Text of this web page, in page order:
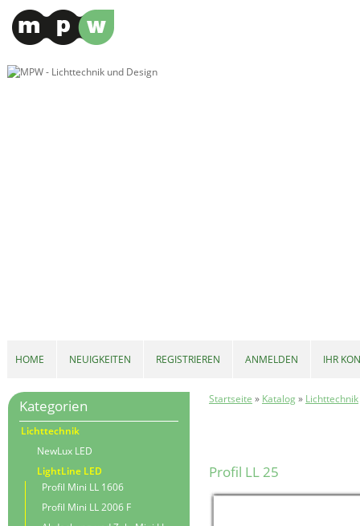
Startseite » Katalog» Lichttechnik
Profil LL 25
Kategorien
Lichttechnik
NewLux LED
LightLine LED
Profil Mini LL 1606
Profil Mini LL 2006 F
HOME NEUIGKEITEN REGISTRIEREN ANMELDEN IHR